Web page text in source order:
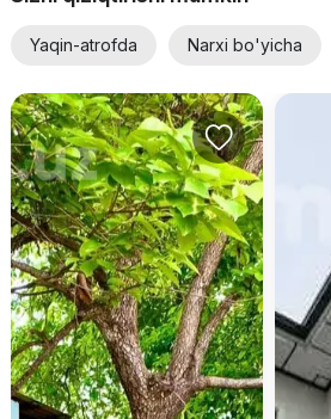
Yaqin-atrofda Narxi bo'yicha